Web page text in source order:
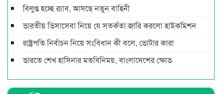
বিলুপ্ত হচ্ছে র‍্যাব, আসছে নতুন বাহিনী
ভারতীয় ভিসাসেবা নিয়ে যে সতর্কতা জারি করলো হাইকমিশন
রাষ্ট্রপতি নির্বাচন নিয়ে সংবিধান কী বলে, ভোটার কারা
ভারতে শেখ হাসিনার মতবিনিময়, বাংলাদেশের ক্ষোভ